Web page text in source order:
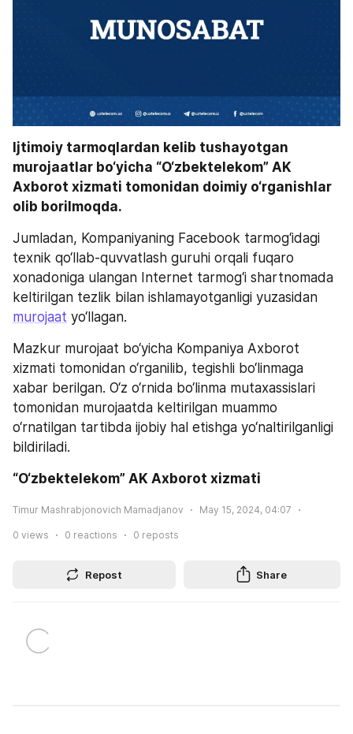
Ijtimoiy tarmoqlardan kelib tushayotgan
murojaatlar bo‘yicha “O‘zbektelekom” AK
Axborot xizmati tomonidan doimiy o‘rganishlar
olib borilmoqda.
Jumladan, Kompaniyaning Facebook tarmog‘idagi
texnik qo‘llab-quvvatlash guruhi orqali fuqaro
xonadoniga ulangan Internet tarmog‘i shartnomada
murojaat yo‘llagan.
Mazkur murojaat bo‘yicha Kompaniya Axborot
xizmati tomonidan o‘rganilib, tegishli bo‘linmaga
xabar berilgan. O‘z o‘rnida bo‘linma mutaxassislari
tomonidan murojaatda keltirilgan muammo
o‘rnatilgan tartibda ijobiy hal etishga yo‘naltirilganligi
bildiriladi.
“O‘zbektelekom” AK Axborot xizmati
Timur Mashrabjonovich Mamadjanov May 15, 2024, 04:07
0 views 0 reactions 0 reposts
Repost Share